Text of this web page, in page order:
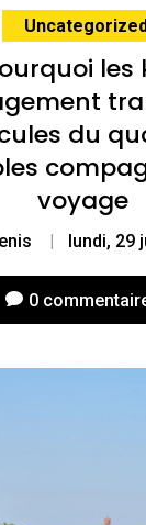
les
du
voyage
| lundi, 29
0